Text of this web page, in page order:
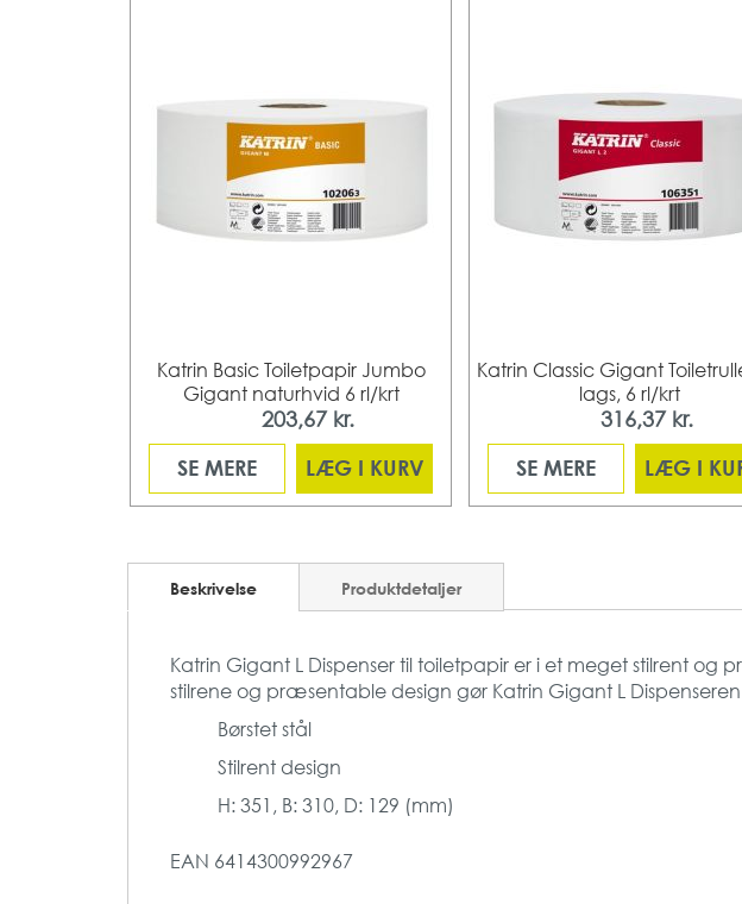
Katrin Basic Toiletpapir Jumbo
Gigant naturhvid 6 rl/krt
203,67 kr.
SE MERE
LÆG I KURV
Katrin Classic Gigant
lags, 6 rl/krt
316,37 kr.
SE MERE
LÆG I
Beskrivelse
Katrin Gigant L Dispenser til toiletpapir er i et meget stilrent
stilrene og præsentable design gør Katrin Gigant L
Børstet stål
Stilrent design
H: 351, B: 310, D: 129 (mm)
EAN 6414300992967
Produktdetaljer